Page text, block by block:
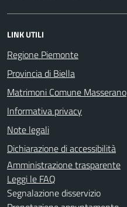
LINK UTILI
Regione Piemonte
Provincia di Biella
Matrimoni Comune Masserano
Informativa privacy
Note legali
Dichiarazione di accessibilità
Amministrazione trasparente
Leggi le FAQ
Segnalazione disservizio